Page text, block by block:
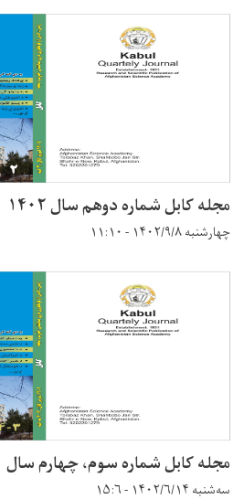
مجله کابل شماره دوهم سال ۱۴۰۲
چهارشنبه ۱۴۰۲/۹/۸ - ۱۱:۱۰
مجله کابل شماره سوم، چهارم سال ۱۴۰۱
سه‌شنبه ۱۴۰۲/۶/۱۴ - ۱۵:۶